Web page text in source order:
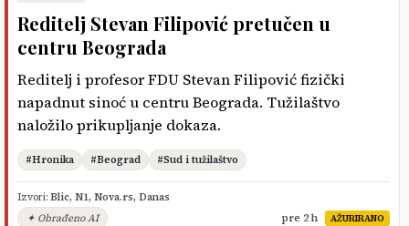
Reditelj Stevan Filipović pretučen u
centru Beograda
Reditelj i profesor FDU Stevan Filipović fizički
napadnut sinoć u centru Beograda. Tužilaštvo
naložilo prikupljanje dokaza.
#Hronika #Beograd #Sud i tužilaštvo
Izvori: Blic, N1, Nova.rs, Danas
✦ Obrađeno AI
pre 2 h AŽURIRANO